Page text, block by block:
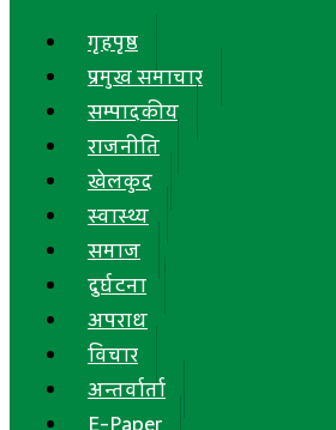
गृहपृष्ठ
प्रमुख समाचार
सम्पादकीय
राजनीति
खेलकुद
स्वास्थ्य
समाज
दुर्घटना
अपराध
विचार
अन्तर्वार्ता